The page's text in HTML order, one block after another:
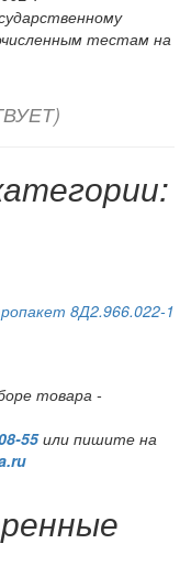
тестам на
8Д2.966.022-1
товара -
или пишите на